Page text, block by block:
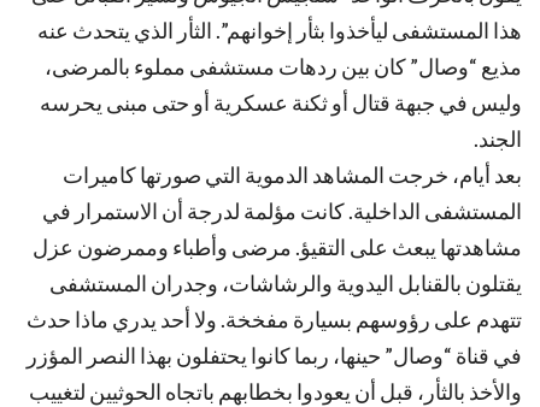
هذا المستشفى ليأخذوا بثأر إخوانهم”. الثأر الذي يتحدث عنه
مذيع “وصال” كان بين ردهات مستشفى مملوء بالمرضى،
وليس في جبهة قتال أو ثكنة عسكرية أو حتى مبنى يحرسه
الجند.
بعد أيام، خرجت المشاهد الدموية التي صورتها كاميرات
المستشفى الداخلية. كانت مؤلمة لدرجة أن الاستمرار في
مشاهدتها يبعث على التقيؤ. مرضى وأطباء وممرضون عزل
يقتلون بالقنابل اليدوية والرشاشات، وجدران المستشفى
تتهدم على رؤوسهم بسيارة مفخخة. ولا أحد يدري ماذا حدث
في قناة “وصال” حينها، ربما كانوا يحتفلون بهذا النصر المؤزر
والأخذ بالثأر، قبل أن يعودوا بخطابهم باتجاه الحوثيين لتغييب